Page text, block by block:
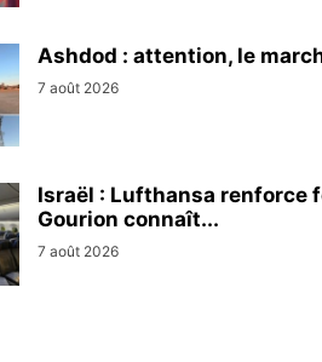
Ashdod : attention, le
7 août 2026
Israël : Lufthansa renforce
Gourion connaît...
7 août 2026